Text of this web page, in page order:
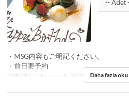
・MSG内容もご明記ください。
・前日要予約
Öğünler Öğle Yemeği Koltuk Kategorisi 店内
Daha fazla oku